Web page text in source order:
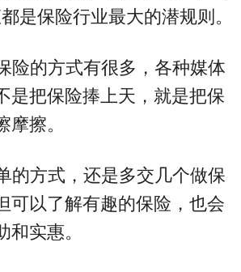
是保险行业最大的潜规则。
险的方式有很多，各种媒体
是把保险捧上天，就是把保
摩擦。
的方式，还是多交几个做保
可以了解有趣的保险，也会
实惠。